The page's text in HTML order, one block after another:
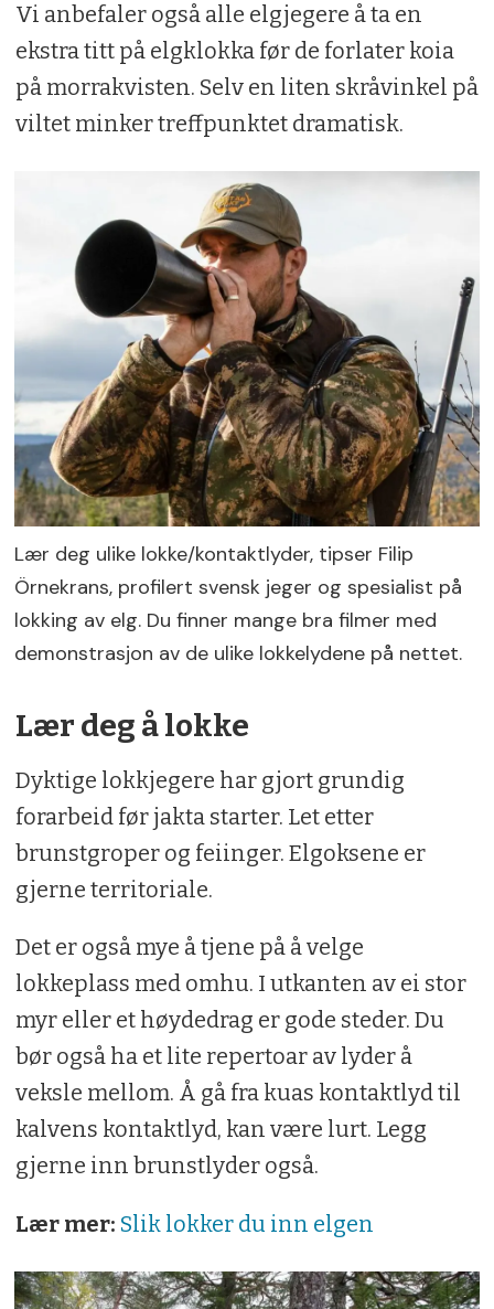
Vi anbefaler også alle elgjegere å ta en
ekstra titt på elgklokka før de forlater koia
på morrakvisten. Selv en liten skråvinkel på
viltet minker treffpunktet dramatisk.
Lær deg ulike lokke/kontaktlyder, tipser Filip
Örnekrans, profilert svensk jeger og spesialist på
lokking av elg. Du finner mange bra filmer med
demonstrasjon av de ulike lokkelydene på nettet.
Lær deg å lokke
Dyktige lokkjegere har gjort grundig
forarbeid før jakta starter. Let etter
brunstgroper og feiinger. Elgoksene er
gjerne territoriale.
Det er også mye å tjene på å velge
lokkeplass med omhu. I utkanten av ei stor
myr eller et høydedrag er gode steder. Du
bør også ha et lite repertoar av lyder å
veksle mellom. Å gå fra kuas kontaktlyd til
kalvens kontaktlyd, kan være lurt. Legg
gjerne inn brunstlyder også.
Lær mer: Slik lokker du inn elgen